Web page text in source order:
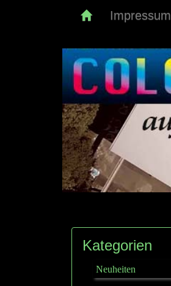
Impressum
Kategorien
Neuheiten